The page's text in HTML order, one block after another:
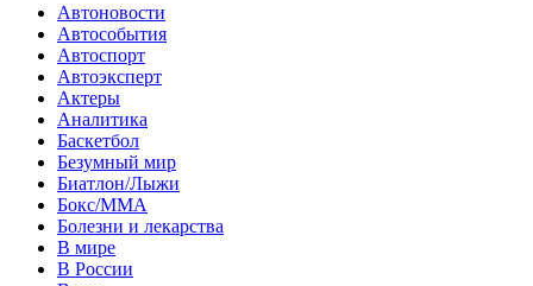
Автоновости
Автособытия
Автоспорт
Автоэксперт
Актеры
Аналитика
Баскетбол
Безумный мир
Биатлон/Лыжи
Бокс/MMA
Болезни и лекарства
В мире
В России